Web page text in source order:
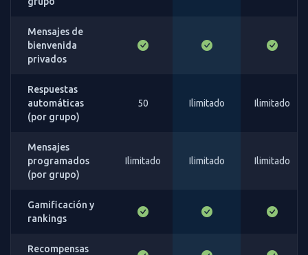
Mensajes de
bienvenida
privados
Respuestas
automáticas
(por grupo)
50 Ilimitado Ilimitado
Mensajes
programados
(por grupo)
Ilimitado Ilimitado Ilimitado
Gamificación y
rankings
Recompensas